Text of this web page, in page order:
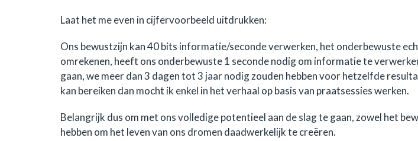
Laat het me even in cijfervoorbeeld uitdrukken:
Ons bewustzijn kan 40 bits informatie/seconde verwerken, het onderbewuste
omrekenen, heeft ons onderbewuste 1 seconde nodig om informatie te
gaan, we meer dan 3 dagen tot 3 jaar nodig zouden hebben voor hetzelfde
kan bereiken dan mocht ik enkel in het verhaal op basis van praatsessies werken.
Belangrijk dus om met ons volledige potentieel aan de slag te gaan, zowel het
hebben om het leven van ons dromen daadwerkelijk te creëren.